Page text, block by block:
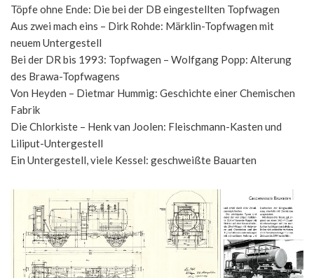
Töpfe ohne Ende: Die bei der DB eingestellten Topfwagen
Aus zwei mach eins – Dirk Rohde: Märklin-Topfwagen mit
neuem Untergestell
Bei der DR bis 1993: Topfwagen – Wolfgang Popp: Alterung
des Brawa-Topfwagens
Von Heyden – Dietmar Hummig: Geschichte einer Chemischen
Fabrik
Die Chlorkiste – Henk van Joolen: Fleischmann-Kasten und
Liliput-Untergestell
Ein Untergestell, viele Kessel: geschweißte Bauarten